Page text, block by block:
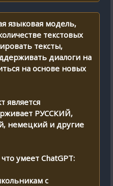
языковая модель,
текстовых
тексты,
диалоги на
на основе новых
является
РУССКИЙ,
немецкий и другие
умеет ChatGPT:
с